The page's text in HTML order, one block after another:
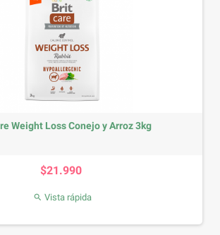
Weight Loss Conejo y Arroz 3kg
$21.990
 Vista rápida